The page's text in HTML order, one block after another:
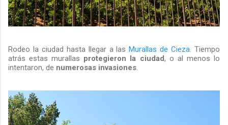
Rodeo la ciudad hasta llegar a lasMurallas de Cieza. Tiempo
atrás estas murallas protegieron la ciudad, o al menos lo
intentaron, de numerosas invasiones.